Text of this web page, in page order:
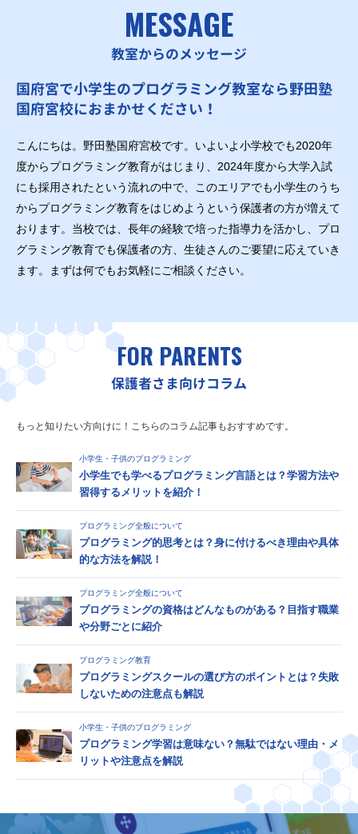
MESSAGE
教室からのメッセージ
国府宮で小学生のプログラミング教室なら野田塾
国府宮校におまかせください！
こんにちは。野田塾国府宮校です。いよいよ小学校でも2020年
度からプログラミング教育がはじまり、2024年度から大学入試
にも採用されたという流れの中で、このエリアでも小学生のうち
からプログラミング教育をはじめようという保護者の方が増えて
おります。当校では、長年の経験で培った指導力を活かし、プロ
グラミング教育でも保護者の方、生徒さんのご要望に応えていき
ます。まずは何でもお気軽にご相談ください。
FOR PARENTS
保護者さま向けコラム
もっと知りたい方向けに！こちらのコラム記事もおすすめです。
小学生・子供のプログラミング
小学生でも学べるプログラミング言語とは？学習方法や
習得するメリットを紹介！
プログラミング全般について
プログラミング的思考とは？身に付けるべき理由や具体
的な方法を解説！
プログラミング全般について
プログラミングの資格はどんなものがある？目指す職業
や分野ごとに紹介
プログラミング教育
プログラミングスクールの選び方のポイントとは？失敗
しないための注意点も解説
小学生・子供のプログラミング
プログラミング学習は意味ない？無駄ではない理由・メ
リットや注意点を解説